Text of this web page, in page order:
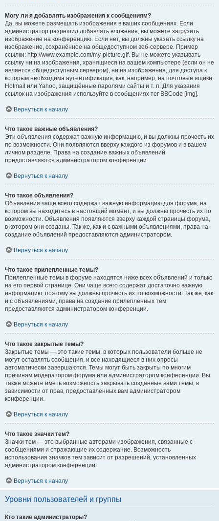
Могу ли я добавлять изображения к сообщениям?
Да, вы можете размещать изображения в ваших сообщениях. Если
администратор разрешил добавлять вложения, вы можете загрузить
изображение на конференцию. Если нет, вы должны указать ссылку на
изображение, сохранённое на общедоступном веб-сервере. Пример
ссылки: http://www.example.com/my-picture.gif. Вы не можете указывать
ссылку ни на изображения, хранящиеся на вашем компьютере (если он не
является общедоступным сервером), ни на изображения, для доступа к
которым необходима аутентификация, как, например, на почтовые ящики
Hotmail или Yahoo, защищённые паролями сайты и т. п. Для указания
ссылок на изображения используйте в сообщениях тег BBCode [img].
Вернуться к началу
Что такое важные объявления?
Эти объявления содержат важную информацию, и вы должны прочесть их
по возможности. Они появляются вверху каждого из форумов и в вашем
личном разделе. Права на создание важных объявлений
предоставляются администратором конференции.
Вернуться к началу
Что такое объявления?
Объявления чаще всего содержат важную информацию для форума, на
котором вы находитесь в настоящий момент, и вы должны прочесть их по
возможности. Объявления появляются вверху каждой страницы форума,
в котором они созданы. Так же, как и с важными объявлениями, права на
создание объявлений предоставляются администратором.
Вернуться к началу
Что такое прилепленные темы?
Прилепленные темы в форуме находятся ниже всех объявлений и только
на его первой странице. Они чаще всего содержат достаточно важную
информацию, поэтому вы должны прочесть их по возможности. Так же, как
и с объявлениями, права на создание прилепленных тем
предоставляются администратором конференции.
Вернуться к началу
Что такое закрытые темы?
Закрытые темы — это такие темы, в которых пользователи больше не
могут оставлять сообщения, и все находящиеся в них опросы
автоматически завершаются. Темы могут быть закрыты по многим
причинам модератором форума или администратором конференции. Вы
также можете иметь возможность закрывать созданные вами темы, в
зависимости от прав, предоставленных вам администратором
конференции.
Вернуться к началу
Что такое значки тем?
Значки тем — это выбранные авторами изображения, связанные с
сообщениями и отражающие их содержание. Возможность
использования значков тем зависит от разрешений, установленных
администратором конференции.
Вернуться к началу
Уровни пользователей и группы
Кто такие администраторы?